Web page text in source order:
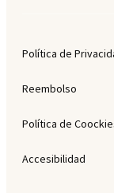
Política de
Reembolso
Política de
Accesibilidad